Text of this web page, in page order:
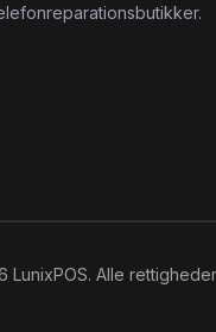
LunixPOS. Alle